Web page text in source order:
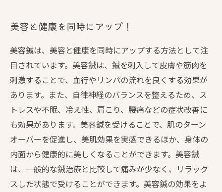
美容と健康を同時にアップ！
美容鍼は、美容と健康を同時にアップする方法として注
目されています。美容鍼は、鍼を刺入して皮膚や筋肉を
刺激することで、血行やリンパの流れを良くする効果が
あります。また、自律神経のバランスを整えるため、ス
トレスや不眠、冷え性、肩こり、腰痛などの症状改善に
も効果があります。美容鍼を受けることで、肌のターン
オーバーを促進し、美肌効果を実感できるほか、身体の
内面から健康的に美しくなることができます。美容鍼
は、一般的な鍼治療と比較して痛みが少なく、リラック
スした状態で受けることができます。美容鍼の効果をよ